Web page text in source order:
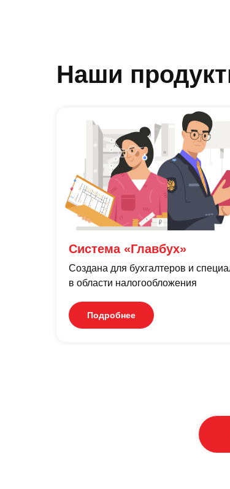
Наши
Система «Главбух»
Cоздана для бухгалтеров и
в области налогообложения
Подробнее